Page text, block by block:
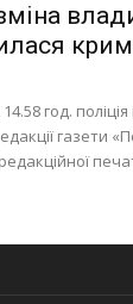
год.
газети